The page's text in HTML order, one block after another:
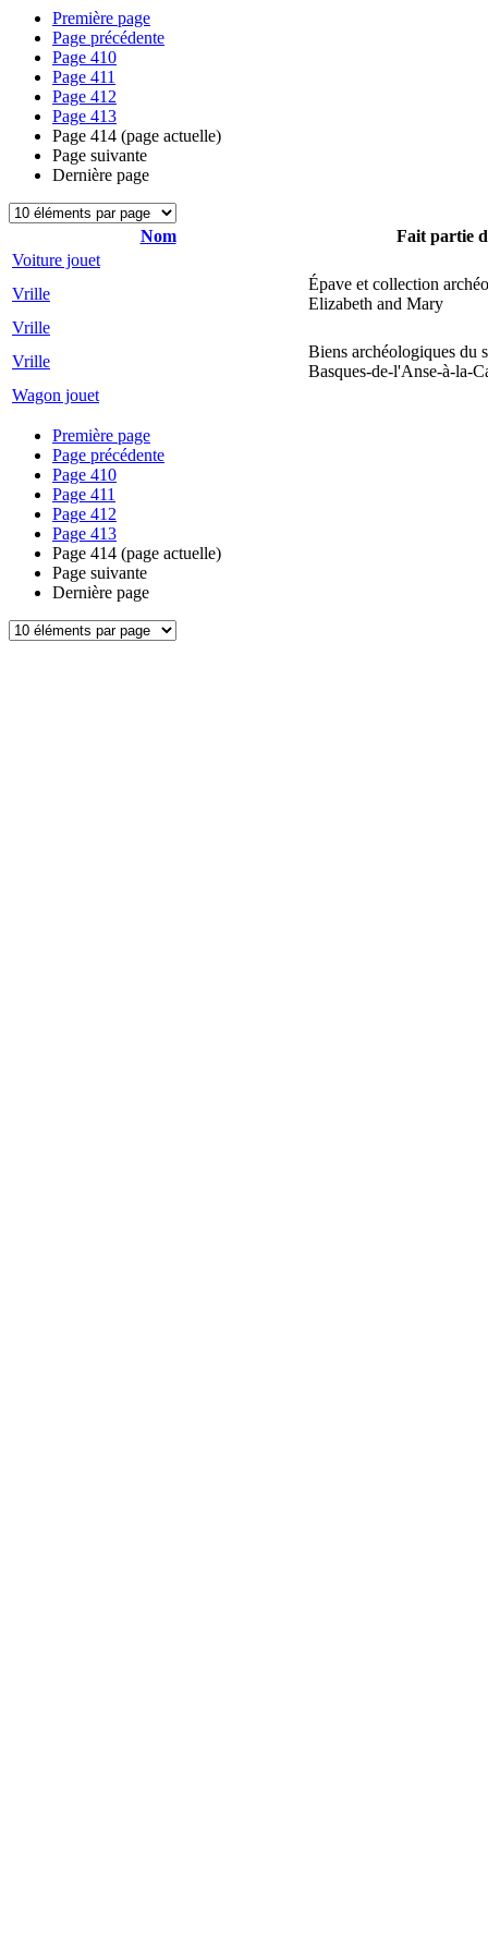
Première page
Page précédente
Page 410
Page 411
Page 412
Page 413
Page 414 (page actuelle)
Page suivante
Dernière page
Nom
Fait partie
Voiture jouet
Vrille
Épave et collection
Elizabeth and Mary
Vrille
Vrille
Biens archéologiques du
Basques-de-l'Anse-à-la-
Wagon jouet
Première page
Page précédente
Page 410
Page 411
Page 412
Page 413
Page 414 (page actuelle)
Page suivante
Dernière page